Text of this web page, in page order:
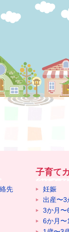
先
子育て
妊娠
出産〜3
3か月〜
6か月〜